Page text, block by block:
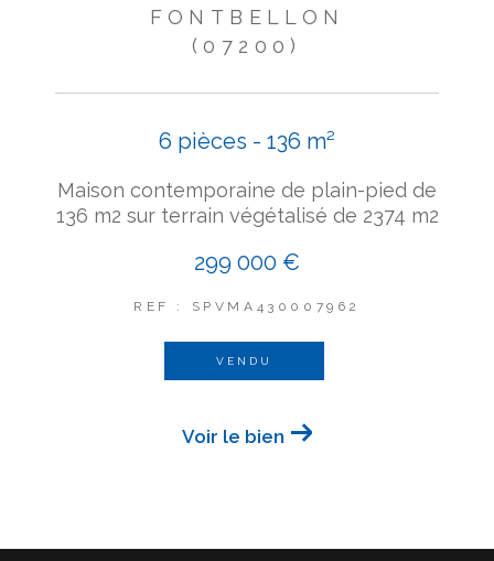
FONTBELLON
(07200)
6 pièces - 136 m²
Maison contemporaine de plain-pied de
136 m2 sur terrain végétalisé de 2374 m2
299 000 €
REF : SPVMA430007962
VENDU
Voir le bien